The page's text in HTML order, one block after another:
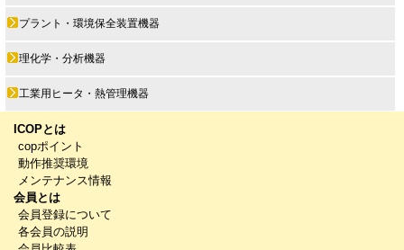
プラント・環境保全装置機器
理化学・分析機器
工業用ヒータ・熱管理機器
ICOPとは
copポイント
動作推奨環境
メンテナンス情報
会員とは
会員登録について
各会員の説明